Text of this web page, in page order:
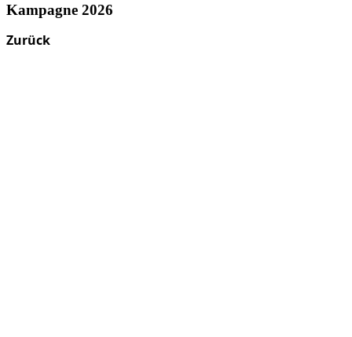
Kampagne 2026
Zurück